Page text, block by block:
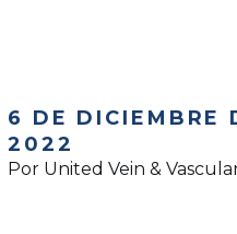
6 DE DICIEMBRE
2022
Por United Vein &